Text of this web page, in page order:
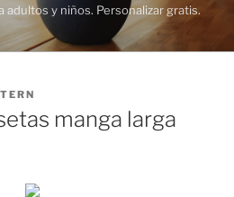
adultos y niños. Personalizar gratis.
manga larga